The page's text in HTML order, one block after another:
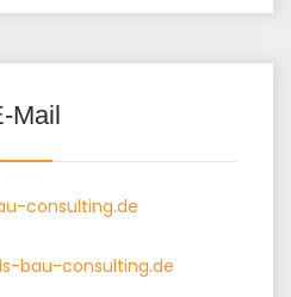
Mail
consulting.de
bau-consulting.de